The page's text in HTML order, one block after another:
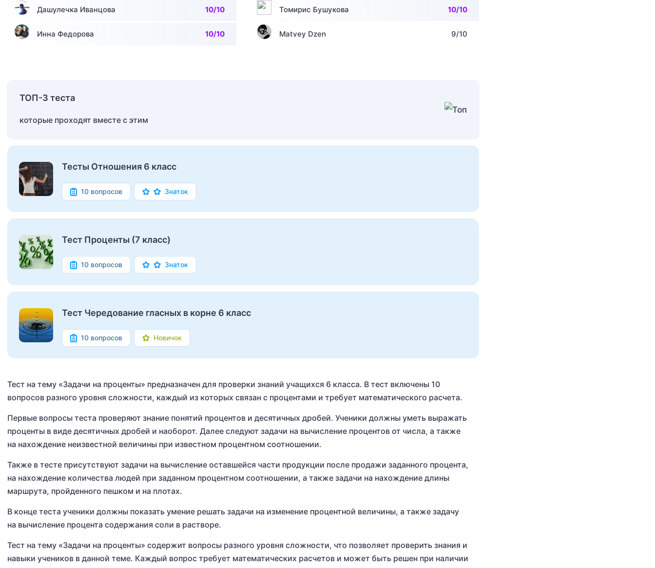
Дашулечка Иванцова 10/10 Томирис Бушукова 10/10
Инна Федорова 10/10 Matvey Dzen 9/10
ТОП-3 теста
которые проходят вместе с этим
Тесты Отношения 6 класс
10 вопросов Знаток
Тест Проценты (7 класс)
10 вопросов Знаток
Тест Чередование гласных в корне 6 класс
10 вопросов Новичок
Тест на тему «Задачи на проценты» предназначен для проверки знаний учащихся 6 класса. В тест включены 10
вопросов разного уровня сложности, каждый из которых связан с процентами и требует математического расчета.
Первые вопросы теста проверяют знание понятий процентов и десятичных дробей. Ученики должны уметь выражать
проценты в виде десятичных дробей и наоборот. Далее следуют задачи на вычисление процентов от числа, а также
на нахождение неизвестной величины при известном процентном соотношении.
Также в тесте присутствуют задачи на вычисление оставшейся части продукции после продажи заданного процента,
на нахождение количества людей при заданном процентном соотношении, а также задачи на нахождение длины
маршрута, пройденного пешком и на плотах.
В конце теста ученики должны показать умение решать задачи на изменение процентной величины, а также задачу
на вычисление процента содержания соли в растворе.
Тест на тему «Задачи на проценты» содержит вопросы разного уровня сложности, что позволяет проверить знания и
навыки учеников в данной теме. Каждый вопрос требует математических расчетов и может быть решен при наличии